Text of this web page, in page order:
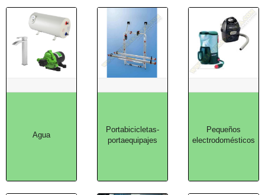
Agua
Portabicicletas-
portaequipajes
Pequeños
electrodomésticos